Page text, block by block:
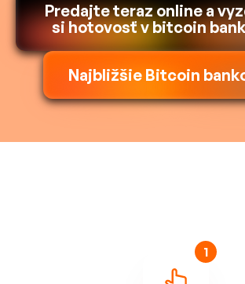
Predajte teraz online a
si hotovosť v bitcoin
Najbližšie Bitcoin
1